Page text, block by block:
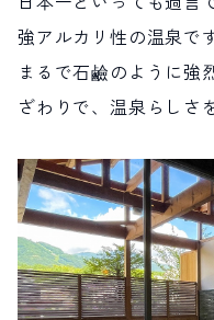
強アルカリ性の温泉で
まるで石鹼のように強
ざわりで、温泉らしさ